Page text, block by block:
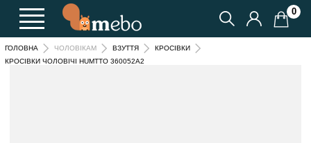
0
ГОЛОВНА ЧОЛОВІКАМ ВЗУТТЯ
КРОСІВКИ
КРОСІВКИ ЧОЛОВІЧІ HUMTTO 360052A2